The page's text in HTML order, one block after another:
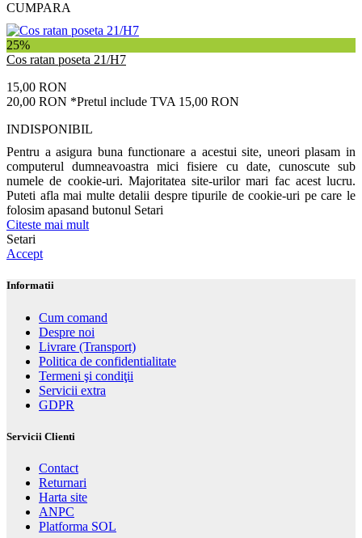
CUMPARA
25%
Cos ratan poseta 21/H7
15,00 RON
20,00 RON *Pretul include TVA 15,00 RON
INDISPONIBIL
Pentru a asigura buna functionare a acestui site, uneori plasam in
computerul dumneavoastra mici fisiere cu date, cunoscute sub
numele de cookie-uri. Majoritatea site-urilor mari fac acest lucru.
Puteti afla mai multe detalii despre tipurile de cookie-uri pe care le
folosim apasand butonul Setari
Citeste mai mult
Setari
Accept
Informatii
Cum comand
Despre noi
Livrare (Transport)
Politica de confidentialitate
Termeni şi condiţii
Servicii extra
GDPR
Servicii Clienti
Contact
Returnari
Harta site
ANPC
Platforma SOL